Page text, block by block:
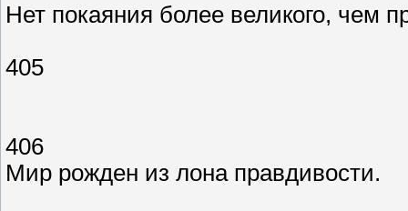
Нет покаяния более великого, чем
405
406
Мир рожден из лона правдивости.